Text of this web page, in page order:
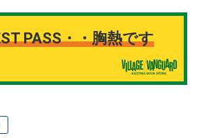
PASS・・胸熱です